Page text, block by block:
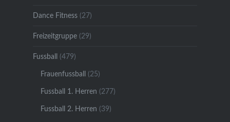
Dance Fitness(27)
Freizeitgruppe(29)
Fussball (479)
Frauenfussball (25)
Fussball 1. Herren (277)
Fussball 2. Herren (39)